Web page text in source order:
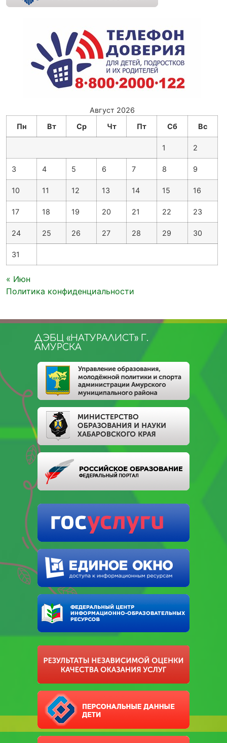
Август 2026
Пн
Вт Ср Чт Пт Сб Вс
1 2
3 4 5 6 7 8 9
10 11 12 13 14 15 16
17 18 19 20 21 22 23
24 25 26 27 28 29 30
31
« Июн
Политика конфиденциальности
ДЭБЦ «НАТУРАЛИСТ» Г.
АМУРСКА